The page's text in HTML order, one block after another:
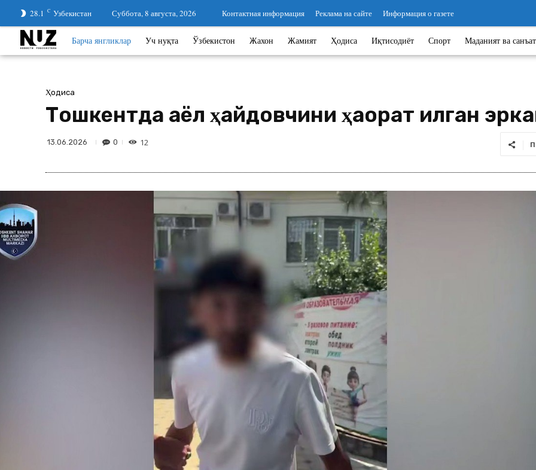
28.1 C Узбекистан Суббота, 8 августа, 2026 Контактная информация Реклама на сайте Информация о газете
Барча янгликлар Уч нуқта Ўзбекистон Жахон Жамият Ҳодиса Иқтисодиёт Спорт Маданият ва санъат
Ҳодиса
Тошкентда аёл ҳайдовчини ҳақорат қилган
13.06.2026 0 12